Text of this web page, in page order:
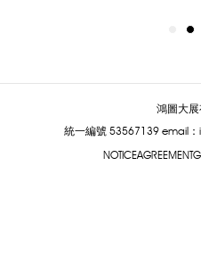
鴻圖大
統一編號 53567139 email
NOTICEAGREEMENT